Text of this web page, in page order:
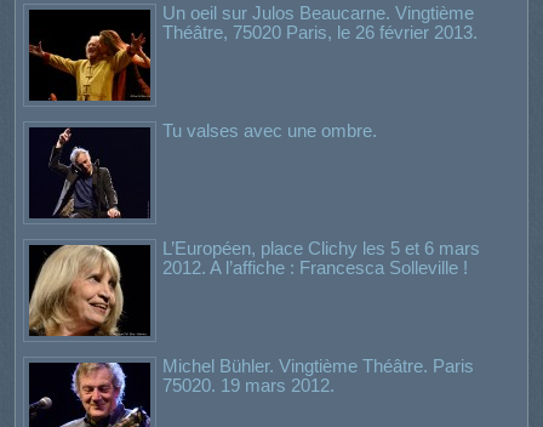
Un oeil sur Julos Beaucarne. Vingtième
Théâtre, 75020 Paris, le 26 février 2013.
Tu valses avec une ombre.
L’Européen, place Clichy les 5 et 6 mars
2012. A l’affiche : Francesca Solleville !
Michel Bühler. Vingtième Théâtre. Paris
75020. 19 mars 2012.